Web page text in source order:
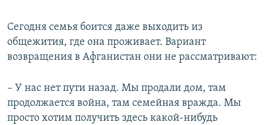
Сегодня семья боится даже выходить из
общежития, где она проживает. Вариант
возвращения в Афганистан они не рассматривают:
– У нас нет пути назад. Мы продали дом, там
продолжается война, там семейная вражда. Мы
просто хотим получить здесь какой-нибудь